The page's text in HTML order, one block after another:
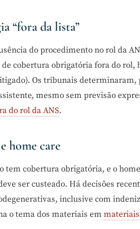
“fora da lista”
do procedimento no rol da
de cobertura obrigatória fora do
Os tribunais
mesmo sem previsão
do rol da ANS.
home care
tem cobertura obrigatória, e o
ser custeado. Há decisões
inclusive com
o tema dos materiais em materiais